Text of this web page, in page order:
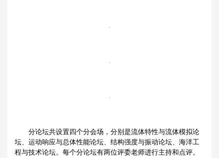
分论坛共设置四个分会场，分别是流体特性与流体模拟论
坛、运动响应与总体性能论坛、结构强度与振动论坛、海洋工
程与技术论坛。每个分论坛有两位评委老师进行主持和点评。